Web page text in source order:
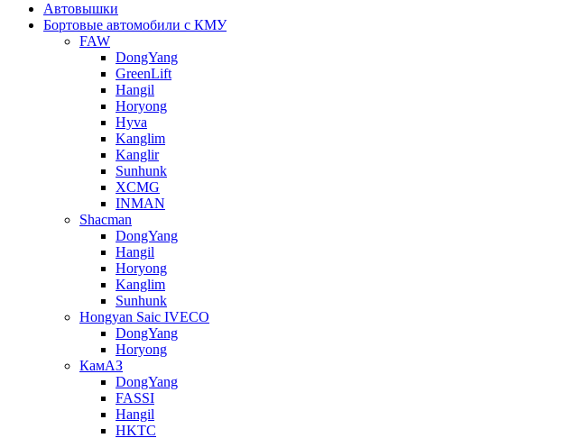
Автовышки
Бортовые автомобили с КМУ
FAW
DongYang
GreenLift
Hangil
Horyong
Hyva
Kanglim
Kanglir
Sunhunk
XCMG
INMAN
Shacman
DongYang
Hangil
Horyong
Kanglim
Sunhunk
Hongyan Saic IVECO
DongYang
Horyong
КамАЗ
DongYang
FASSI
Hangil
HKTC